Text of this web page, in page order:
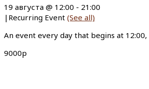
19 августа @ 12:00 - 21:00
| Recurring Event (See all)
An event every day that begins at
9000р